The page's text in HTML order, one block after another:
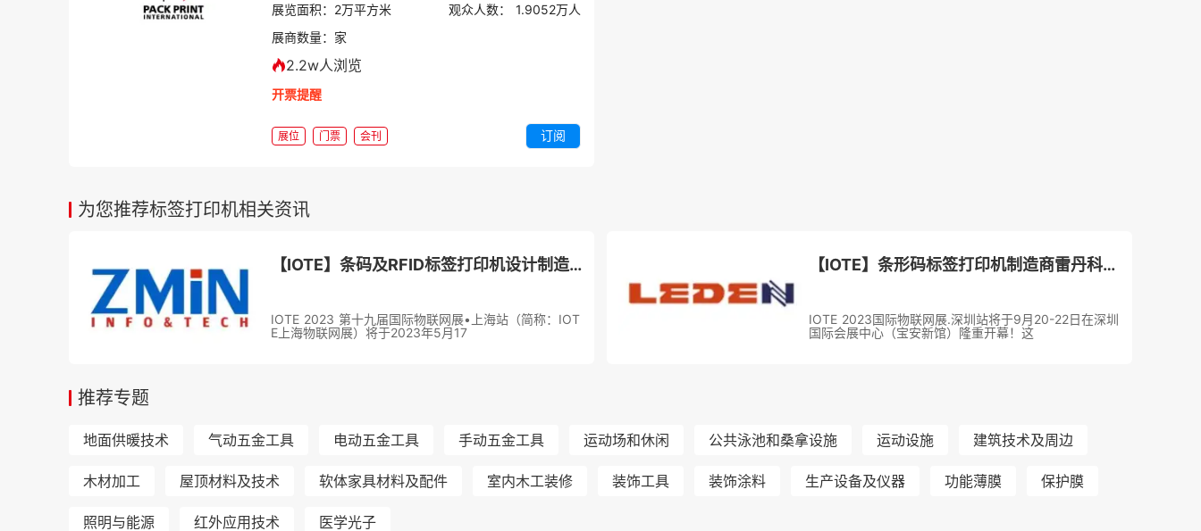
展览面积： 2万平方米 观众人数： 1.9052万人
展商数量： 家
2.2w人浏览
开票提醒
展位 门票 会刊 订阅
为您推荐标签打印机相关资讯
【IOTE】条码及RFID标签打印机设计制造商致明兴将精彩亮相IOTE上海物联网展
IOTE 2023 第十九届国际物联网展•上海站（简称：IOT
E上海物联网展）将于2023年5月17
【IOTE】条形码标签打印机制造商雷丹科技将精彩亮相IOTE物联网展
IOTE 2023国际物联网展.深圳站将于9月20-22日在深圳
国际会展中心（宝安新馆）隆重开幕！这
推荐专题
地面供暖技术 气动五金工具 电动五金工具 手动五金工具 运动场和休闲 公共泳池和桑拿设施 运动设施 建筑技术及周边
木材加工 屋顶材料及技术 软体家具材料及配件 室内木工装修 装饰工具 装饰涂料 生产设备及仪器 功能薄膜 保护膜
照明与能源 红外应用技术 医学光子